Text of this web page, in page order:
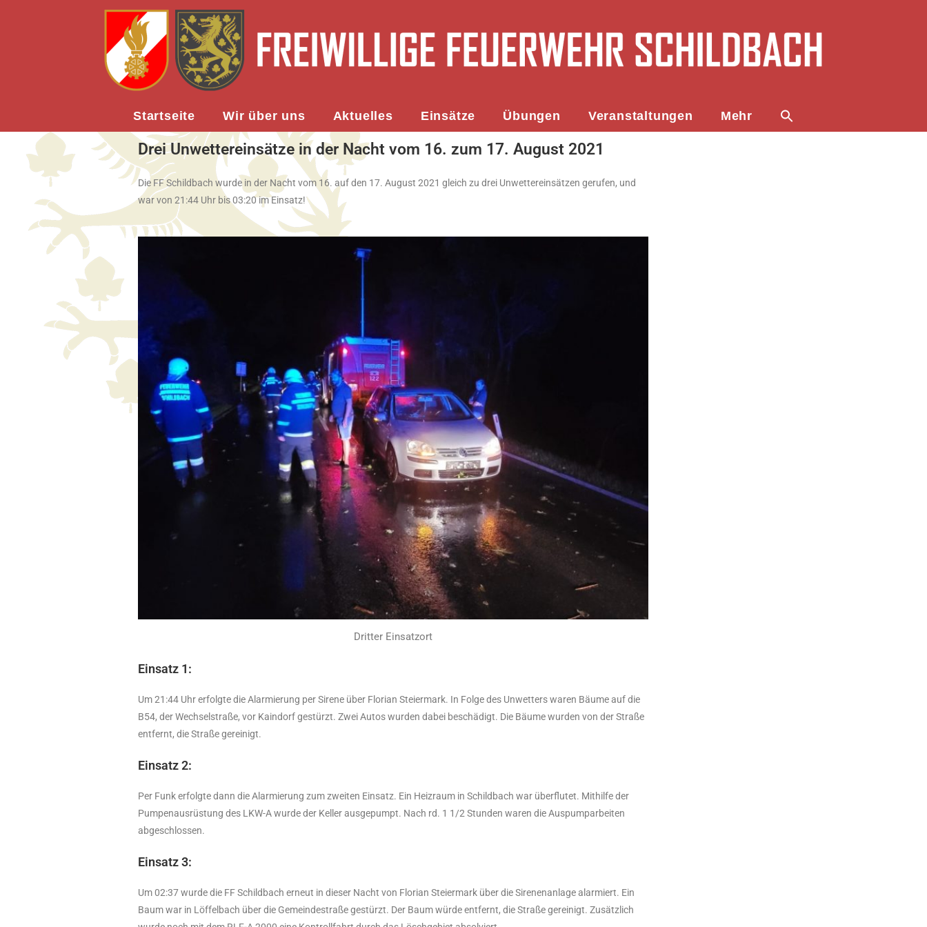
Startseite Wir über uns Aktuelles Einsätze Übungen Veranstaltungen Mehr
Drei Unwettereinsätze in der Nacht vom 16. zum 17. August 2021
Die FF Schildbach wurde in der Nacht vom 16. auf den 17. August 2021 gleich zu drei Unwettereinsätzen gerufen, und
war von 21:44 Uhr bis 03:20 im Einsatz!
Dritter Einsatzort
Einsatz 1:
Um 21:44 Uhr erfolgte die Alarmierung per Sirene über Florian Steiermark. In Folge des Unwetters waren Bäume auf die
B54, der Wechselstraße, vor Kaindorf gestürzt. Zwei Autos wurden dabei beschädigt. Die Bäume wurden von der Straße
entfernt, die Straße gereinigt.
Einsatz 2:
Per Funk erfolgte dann die Alarmierung zum zweiten Einsatz. Ein Heizraum in Schildbach war überflutet. Mithilfe der
Pumpenausrüstung des LKW-A wurde der Keller ausgepumpt. Nach rd. 1 1/2 Stunden waren die Auspumparbeiten
abgeschlossen.
Einsatz 3:
Um 02:37 wurde die FF Schildbach erneut in dieser Nacht von Florian Steiermark über die Sirenenanlage alarmiert. Ein
Baum war in Löffelbach über die Gemeindestraße gestürzt. Der Baum würde entfernt, die Straße gereinigt. Zusätzlich